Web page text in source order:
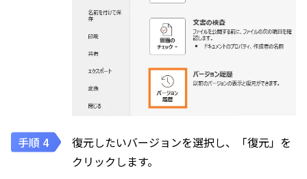
復元したいバージョンを選択し、「復元」を
クリックします。